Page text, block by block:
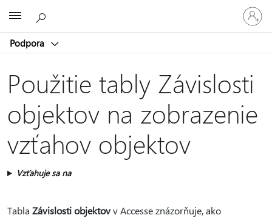
Podpora
Prihláste
sa
k
kontu
Použitie tably Závislosti
objektov na zobrazenie
vzťahov objektov
Vzťahuje sa na
Tabla Závislosti objektovv Accesse znázorňuje, ako